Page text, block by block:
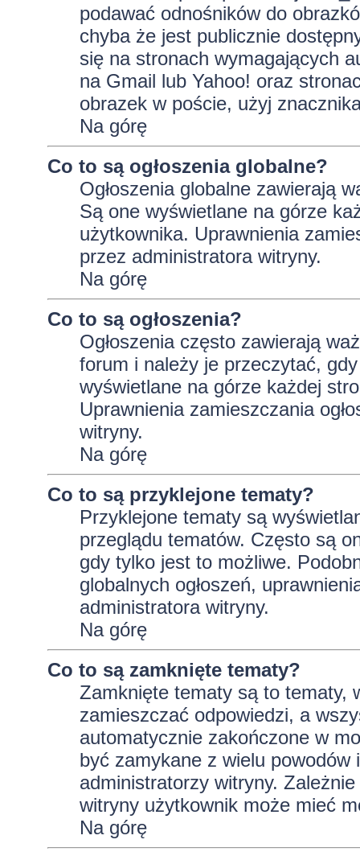
podawać odnośników do
chyba że jest publicznie
się na stronach wymagających
na Gmail lub Yahoo! oraz
obrazek w poście, użyj
Na górę
Co to są ogłoszenia globalne?
Ogłoszenia globalne zawierają
Są one wyświetlane na górze
użytkownika. Uprawnienia
przez administratora witryny.
Na górę
Co to są ogłoszenia?
Ogłoszenia często zawierają
forum i należy je przeczytać,
wyświetlane na górze każdej
Uprawnienia zamieszczania
witryny.
Na górę
Co to są przyklejone tematy?
Przyklejone tematy są
przeglądu tematów. Często są
gdy tylko jest to możliwe.
globalnych ogłoszeń,
administratora witryny.
Na górę
Co to są zamknięte tematy?
Zamknięte tematy są to tematy,
zamieszczać odpowiedzi, a
automatycznie zakończone w
być zamykane z wielu
administratorzy witryny.
witryny użytkownik może mieć
Na górę